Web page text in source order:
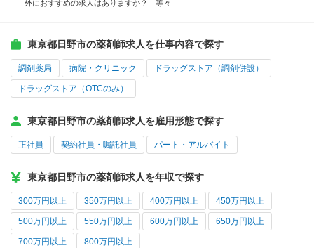
外におすすめの求人はありますか？」等々
東京都日野市の薬剤師求人を仕事内容で探す
調剤薬局 病院・クリニック ドラッグストア（調剤併設）
ドラッグストア（OTCのみ）
東京都日野市の薬剤師求人を雇用形態で探す
正社員 契約社員・嘱託社員 パート・アルバイト
東京都日野市の薬剤師求人を年収で探す
300万円以上 350万円以上 400万円以上 450万円以上
500万円以上 550万円以上 600万円以上 650万円以上
700万円以上 800万円以上